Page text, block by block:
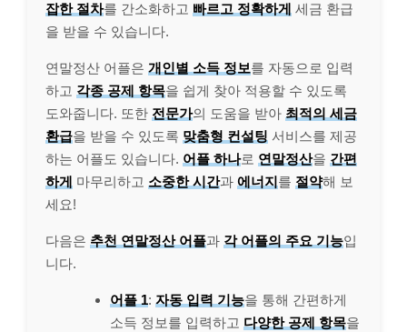
잡한 절차를 간소화하고 빠르고 정확하게 세금 환급
을 받을 수 있습니다.
연말정산 어플은 개인별 소득 정보를 자동으로 입력
하고 각종 공제 항목을 쉽게 찾아 적용할 수 있도록
도와줍니다. 또한 전문가의 도움을 받아 최적의 세금
환급을 받을 수 있도록 맞춤형 컨설팅 서비스를 제공
하는 어플도 있습니다. 어플 하나로 연말정산을 간편
하게 마무리하고 소중한 시간과 에너지를 절약해 보
세요!
다음은 추천 연말정산 어플과 각 어플의 주요 기능입
니다.
어플 1: 자동 입력 기능을 통해 간편하게
소득 정보를 입력하고 다양한 공제 항목을